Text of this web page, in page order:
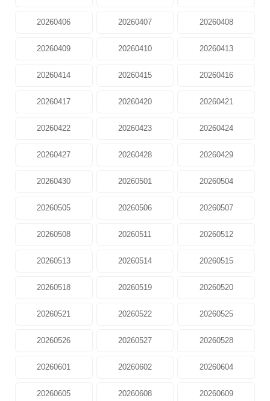
20260406 20260407 20260408
20260409 20260410 20260413
20260414 20260415 20260416
20260417 20260420 20260421
20260422 20260423 20260424
20260427 20260428 20260429
20260430 20260501 20260504
20260505 20260506 20260507
20260508 20260511 20260512
20260513 20260514 20260515
20260518 20260519 20260520
20260521 20260522 20260525
20260526 20260527 20260528
20260601 20260602 20260604
20260605 20260608 20260609